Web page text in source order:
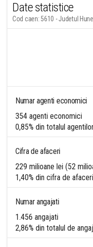
Date statistice
Cod caen: 5610 - Judetul
Numar agenti economici
354 agenti economici
0,85% din totalul
Cifra de afaceri
229 milioane lei (52
1,40% din cifra de
Numar angajati
1.456 angajati
2,86% din totalul de